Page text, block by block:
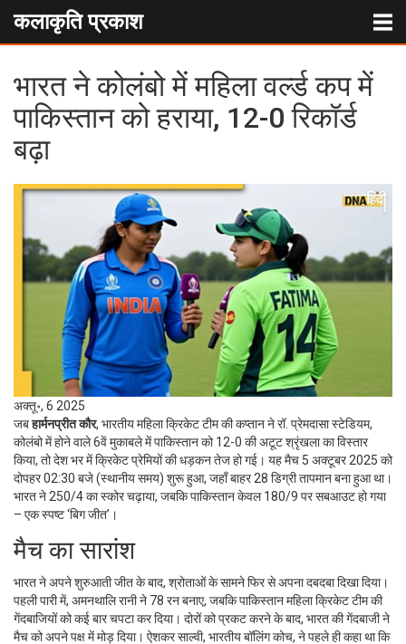
कलाकृति प्रकाश
भारत ने कोलंबो में महिला वर्ल्ड कप में
पाकिस्तान को हराया, 12-0 रिकॉर्ड
बढ़ा
अक्तू॰, 6 2025
जबहार्मनप्रीत कौर, भारतीय महिला क्रिकेट टीम की कप्तानने रॉ. प्रेमदासा स्टेडियम,
कोलंबो में होने वाले 6वें मुकाबले में पाकिस्तान को 12-0 की अटूट श्रृंखला का विस्तार
किया, तो देश भर में क्रिकेट प्रेमियों की धड़कन तेज हो गई। यह मैच 5 अक्टूबर 2025 को
दोपहर 02:30 बजे (स्थानीय समय) शुरू हुआ, जहाँ बाहर 28 डिग्री तापमान बना हुआ था।
भारत ने 250/4 का स्कोर चढ़ाया, जबकि पाकिस्तान केवल 180/9 पर सबआउट हो गया
– एक स्पष्ट ‘बिग जीत’।
मैच का सारांश
भारत ने अपने शुरुआती जीत के बाद, श्रोताओं के सामने फिर से अपना दबदबा दिखा दिया।
पहली पारी में, अमनथालि रानीने 78 रन बनाए, जबकिपाकिस्तान महिला क्रिकेट टीमकी
गेंदबाजियों को कई बार चपटा कर दिया। दोरों को प्रकट करने के बाद, भारत की गेंदबाजी ने
मैच को अपने पक्ष में मोड़ दिया। ऐशकर साल्वी, भारतीय बॉलिंग कोच, ने पहले ही कहा था कि